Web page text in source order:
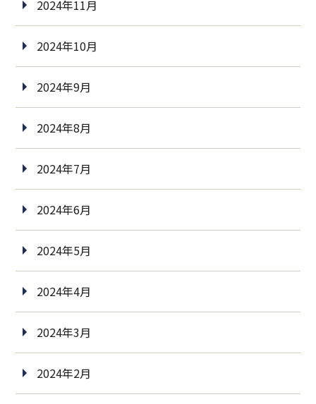
2024年11月
2024年10月
2024年9月
2024年8月
2024年7月
2024年6月
2024年5月
2024年4月
2024年3月
2024年2月